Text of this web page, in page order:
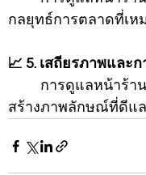
กลยุทธ์การตลาดที่เ
📈 5. เสถียรภาพและ
การดูแลหน้าร้า
สร้างภาพลักษณ์ที่ดีแ